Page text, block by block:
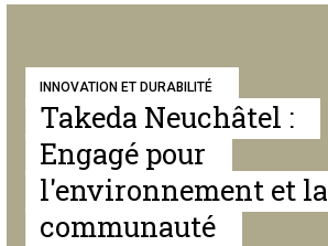
INNOVATION ET DURABILITÉ
Takeda Neuchâtel :
Engagé pour
l'environnement et la
communauté